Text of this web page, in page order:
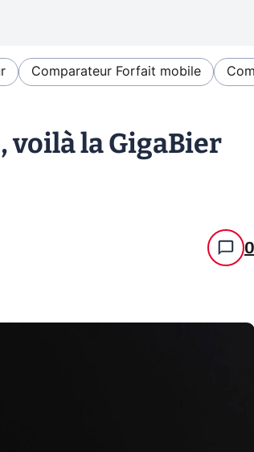
Comparateur Forfait mobile
voilà la GigaBier
0